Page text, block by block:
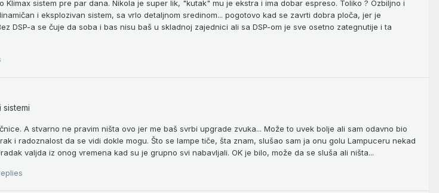
Klimax sistem pre par dana. Nikola je super lik, "kutak" mu je ekstra i ima dobar espreso. Toliko ? Ozbiljno i
i eksplozivan sistem, sa vrlo detaljnom sredinom... pogotovo kad se zavrti dobra ploča, jer je
DSP-a se čuje da soba i bas nisu baš u skladnoj zajednici ali sa DSP-om je sve osetno zategnutije i ta
sistemi
A stvarno ne pravim ništa ovo jer me baš svrbi upgrade zvuka... Može to uvek bolje ali sam odavno bio
i radoznalost da se vidi dokle mogu. Što se lampe tiče, šta znam, slušao sam ja onu golu Lampuceru nekad
valjda iz onog vremena kad su je grupno svi nabavljali. OK je bilo, može da se sluša ali ništa...